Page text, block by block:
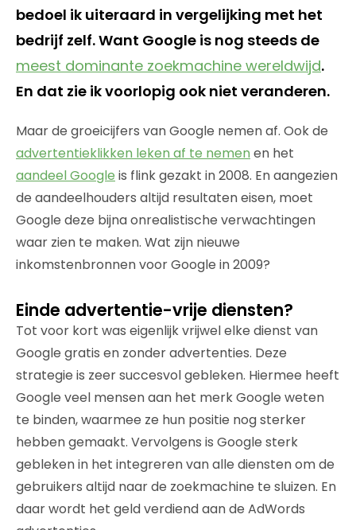
bedoel ik uiteraard in vergelijking met het
bedrijf zelf. Want Google is nog steeds de
meest dominante zoekmachine wereldwijd.
En dat zie ik voorlopig ook niet veranderen.
Maar de groeicijfers van Google nemen af. Ook de
advertentieklikken leken af te nemen en het
aandeel Google is flink gezakt in 2008. En aangezien
de aandeelhouders altijd resultaten eisen, moet
Google deze bijna onrealistische verwachtingen
waar zien te maken. Wat zijn nieuwe
inkomstenbronnen voor Google in 2009?
Einde advertentie-vrije diensten?
Tot voor kort was eigenlijk vrijwel elke dienst van
Google gratis en zonder advertenties. Deze
strategie is zeer succesvol gebleken. Hiermee heeft
Google veel mensen aan het merk Google weten
te binden, waarmee ze hun positie nog sterker
hebben gemaakt. Vervolgens is Google sterk
gebleken in het integreren van alle diensten om de
gebruikers altijd naar de zoekmachine te sluizen. En
daar wordt het geld verdiend aan de AdWords